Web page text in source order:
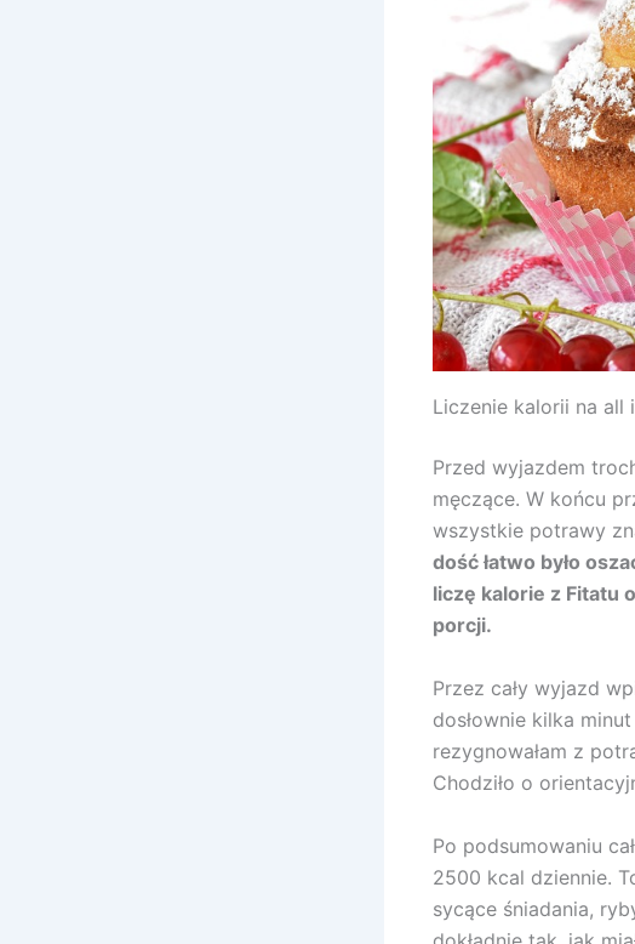
Liczenie kalorii na all
Przed wyjazdem
męczące. W końcu
wszystkie potrawy
dość łatwo było
liczę kalorie z Fitatu
porcji.
Przez cały wyjazd
dosłownie kilka
rezygnowałam z
Chodziło o
Po podsumowaniu
2500 kcal dziennie.
sycące śniadania,